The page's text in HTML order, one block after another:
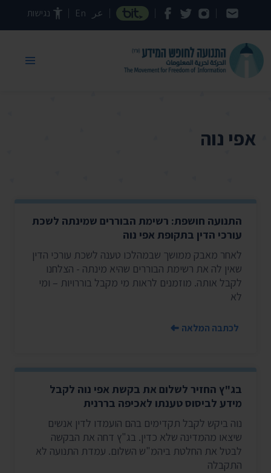
דילוג לתוכן העמוד عر En נגישות
אפי נוה
התנועה חושפת: רשימת הבוררים שמינתה לשכת
עורכי הדין בתקופת אפי נוה
לאחר מאבק ממושך שבמהלכו טענה לשכת עורכי הדין
שאין לה את רשימת הבוררים שהיא מינתה - הצלחנו
לקבל אותה. מוזמנים לראות מי מקבל בוררויות – ומי
לא
לכתבה המלאה
בג"ץ החזיר לשלום את בקשת אפי נוה לקבל
מידע לביסוס טענתו לאכיפה בררנית
נוה ביקש לקבל תקדימים בהם הועמדו לדין אנשים
שיצאו מהמדינה שלא כדין. בג"ץ דחה את הבקשה
לבטל את החלטת ביהמ"ש השלום. עמדת התנועה לא
התקבלה